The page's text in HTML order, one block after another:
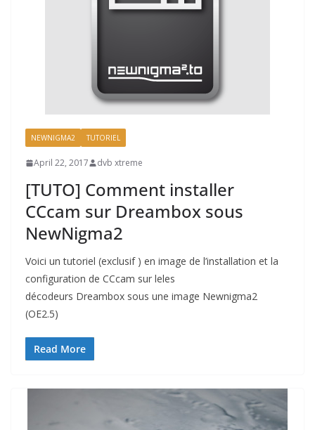
NEWNIGMA2 TUTORIEL
April 22, 2017 dvb xtreme
[TUTO] Comment installer
CCcam sur Dreambox sous
NewNigma2
Voici un tutoriel (exclusif ) en image de l’installation et la
configuration de CCcam sur leles
décodeurs Dreambox sous une image Newnigma2
(OE2.5)
Read More